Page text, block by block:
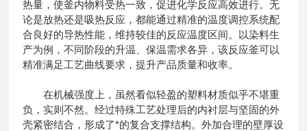
热量，使釜内物料受热一致，促进化学反应高效进行。无
论是放热还是吸热反应，都能通过精准的温度调控系统配
合良好的导热性能，维持较佳的反应温度区间。以染料生
产为例，不同阶段的升温、保温需求各异，该反应釜可以
精准满足工艺曲线要求，提升产品质量和收率。
在机械强度上，虽然看似轻盈的塑料材质似乎不堪重
负，实则不然。经过特殊工艺处理后的内衬层与坚固的外
壳紧密结合，形成了*的复合支撑结构。外加合理的壁厚设